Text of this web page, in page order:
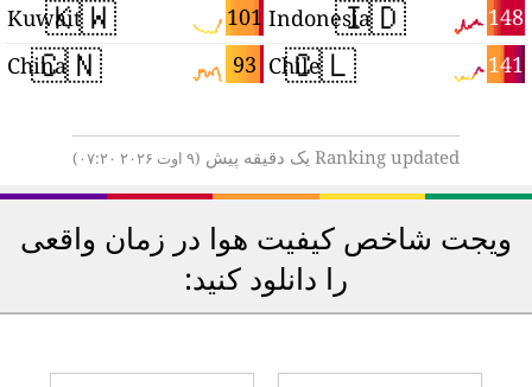
🇮🇩 148
Indonesia
🇨🇱 141
Chile
🇰🇼 101
Kuwait
🇨🇳 93
China
Ranking updated یک دقیقه پیش
ویجت شاخص کیفیت هوا در زمان واقعی
را دانلود کنید: